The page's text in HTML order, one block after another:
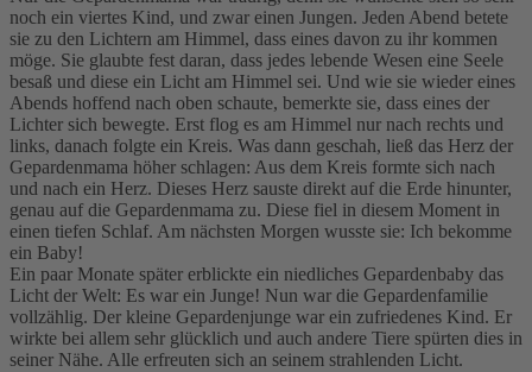
noch ein viertes Kind, und zwar einen Jungen. Jeden Abend betete
sie zu den Lichtern am Himmel, dass eines davon zu ihr kommen
möge. Sie glaubte fest daran, dass jedes lebende Wesen eine Seele
besaß und diese ein Licht am Himmel sei. Und wie sie wieder eines
Abends hoffend nach oben schaute, bemerkte sie, dass eines der
Lichter sich bewegte. Erst flog es am Himmel nur nach rechts und
links, danach folgte ein Kreis. Was dann geschah, ließ das Herz der
Gepardenmama höher schlagen: Aus dem Kreis formte sich nach
und nach ein Herz. Dieses Herz sauste direkt auf die Erde hinunter,
genau auf die Gepardenmama zu. Diese fiel in diesem Moment in
einen tiefen Schlaf. Am nächsten Morgen wusste sie: Ich bekomme
ein Baby!
Ein paar Monate später erblickte ein niedliches Gepardenbaby das
Licht der Welt: Es war ein Junge! Nun war die Gepardenfamilie
vollzählig. Der kleine Gepardenjunge war ein zufriedenes Kind. Er
wirkte bei allem sehr glücklich und auch andere Tiere spürten dies in
seiner Nähe. Alle erfreuten sich an seinem strahlenden Licht.